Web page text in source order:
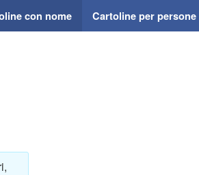
con nome Cartoline per persone